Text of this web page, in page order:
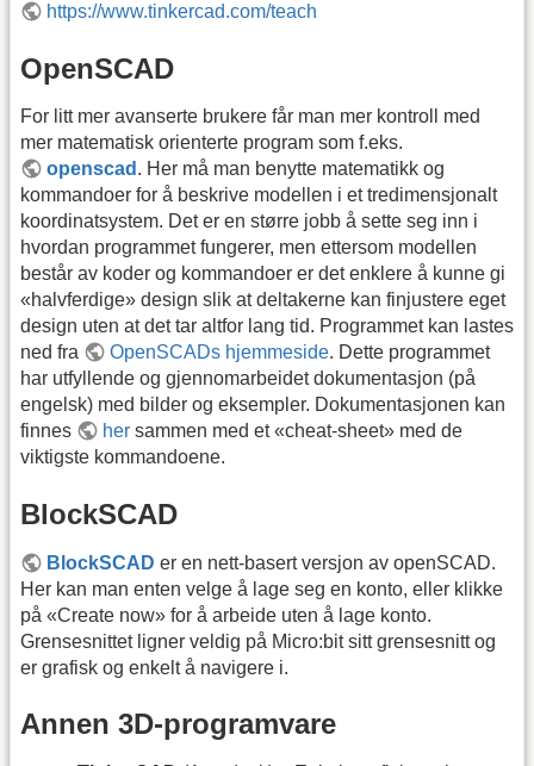
https://www.tinkercad.com/teach
OpenSCAD
For litt mer avanserte brukere får man mer kontroll med
mer matematisk orienterte program som f.eks.
openscad . Her må man benytte matematikk og
kommandoer for å beskrive modellen i et tredimensjonalt
koordinatsystem. Det er en større jobb å sette seg inn i
hvordan programmet fungerer, men ettersom modellen
består av koder og kommandoer er det enklere å kunne gi
«halvferdige» design slik at deltakerne kan finjustere eget
design uten at det tar altfor lang tid. Programmet kan lastes
ned fra
OpenSCADs hjemmeside. Dette programmet
har utfyllende og gjennomarbeidet dokumentasjon (på
engelsk) med bilder og eksempler. Dokumentasjonen kan
finnes
her sammen med et «cheat-sheet» med de
viktigste kommandoene.
BlockSCAD
BlockSCAD er en nett-basert versjon av openSCAD.
Her kan man enten velge å lage seg en konto, eller klikke
på «Create now» for å arbeide uten å lage konto.
Grensesnittet ligner veldig på Micro:bit sitt grensesnitt og
er grafisk og enkelt å navigere i.
Annen 3D-programvare